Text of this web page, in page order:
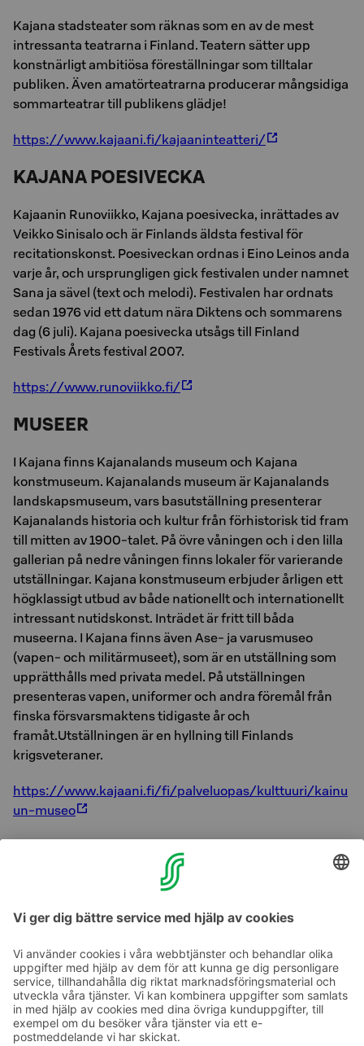
Kajana stadsteater som räknas som en av de mest
intressanta teatrarna i Finland. Teatern sätter upp
konstnärligt ambitiösa föreställningar som tilltalar
publiken. Även amatörteatrarna producerar mångsidiga
sommarteatrar till publikens glädje!
https://www.kajaani.fi/kajaaninteatteri/
KAJANA POESIVECKA
Kajaanin Runoviikko, Kajana poesivecka, inrättades av
Veikko Sinisalo och är Finlands äldsta festival för
recitationskonst. Poesiveckan ordnas i Eino Leinos anda
varje år, och ursprungligen gick festivalen under namnet
Sana ja sävel (text och melodi). Festivalen har ordnats
sedan 1976 vid ett datum nära Diktens och sommarens
dag (6 juli). Kajana poesivecka utsågs till Finland
Festivals Årets festival 2007.
https://www.runoviikko.fi/
MUSEER
I Kajana finns Kajanalands museum och Kajana
konstmuseum. Kajanalands museum är Kajanalands
landskapsmuseum, vars basutställning presenterar
Kajanalands historia och kultur från förhistorisk tid fram
till mitten av 1900-talet. På övre våningen och i den lilla
gallerian på nedre våningen finns lokaler för varierande
utställningar. Kajana konstmuseum erbjuder årligen ett
högklassigt utbud av både nationellt och internationellt
intressant nutidskonst. Inträdet är fritt till båda
museerna. I Kajana finns även Ase- ja varusmuseo
(vapen- och militärmuseet), som är en utställning som
upprätthålls med privata medel. På utställningen
presenteras vapen, uniformer och andra föremål från
finska försvarsmaktens tidigaste år och
framåt.Utställningen är en hyllning till Finlands
krigsveteraner.
https://www.kajaani.fi/fi/palveluopas/kulttuuri/kainu
un-museo
Ta kontakt
Kontaktuppgifter till hotellen